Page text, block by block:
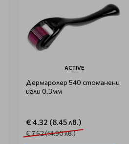
ACTIVE
Дермаролер 540 стоманени
игли 0.3мм
€ 4.32 (8.45 лв.)
€ 7.62 (14.90 лв.)